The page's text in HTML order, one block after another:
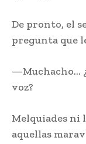
De pronto, el
pregunta que
—Muchacho…
voz?
Melquiades ni
aquellas